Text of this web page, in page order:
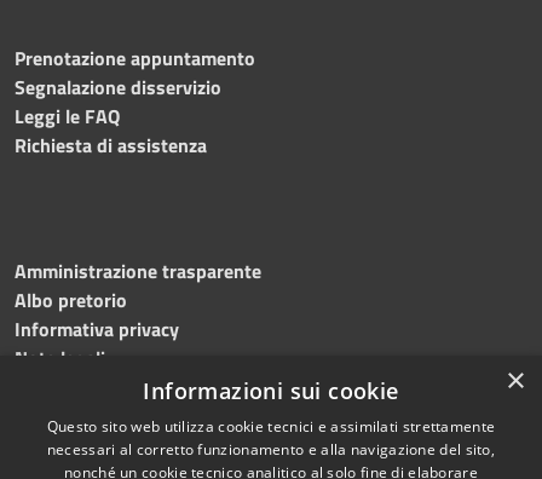
Prenotazione appuntamento
Segnalazione disservizio
Leggi le FAQ
Richiesta di assistenza
Amministrazione trasparente
Albo pretorio
Informativa privacy
Note legali
Dichiarazione di accessibilità
×
Informazioni sui cookie
Questo sito web utilizza cookie tecnici e assimilati strettamente
necessari al corretto funzionamento e alla navigazione del sito,
nonché un cookie tecnico analitico al solo fine di elaborare